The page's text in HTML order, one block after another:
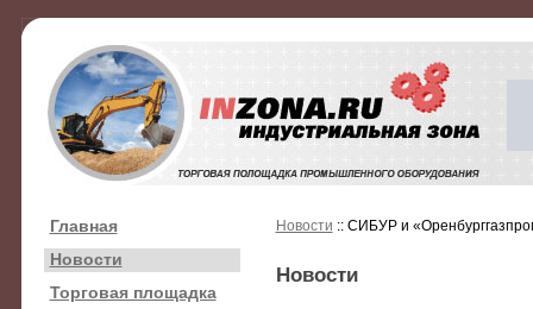
Главная
Новости
Торговая площадка
Новости :: СИБУР и
Новости